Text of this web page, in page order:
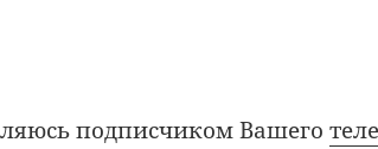
подписчиком Вашего